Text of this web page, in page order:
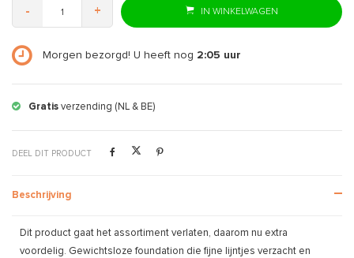
- + IN WINKELWAGEN
Morgen bezorgd! U heeft nog 2:05 uur
Gratis verzending (NL & BE)
DEEL DIT PRODUCT
Beschrijving
Dit product gaat het assortiment verlaten, daarom nu extra
voordelig. Gewichtsloze foundation die fijne lijntjes verzacht en